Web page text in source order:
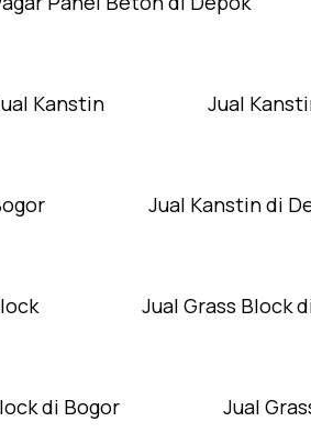
Kanstin Jual
Jual Kanstin di
Jual Grass Block
di Bogor Jual